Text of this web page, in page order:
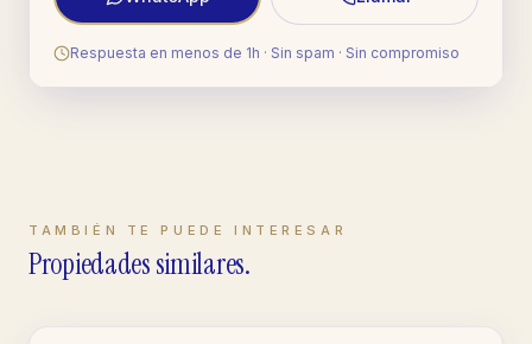
Respuesta en menos de 1h · Sin spam · Sin compromiso
TAMBIÉN TE PUEDE INTERESAR
Propiedades similares.